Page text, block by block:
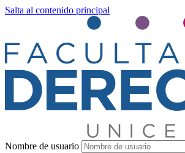
Salta al contenido principal
Nombre de usuario